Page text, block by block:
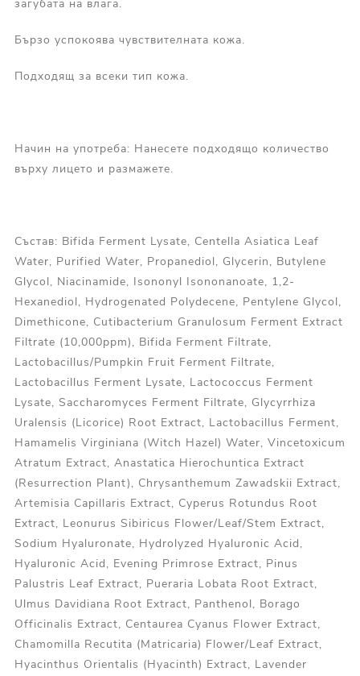
загубата на влага.
Бързо успокоява чувствителната кожа.
Подходящ за всеки тип кожа.
Начин на употреба: Нанесете подходящо количество
върху лицето и размажете.
Състав: Bifida Ferment Lysate, Centella Asiatica Leaf
Water, Purified Water, Propanediol, Glycerin, Butylene
Glycol, Niacinamide, Isononyl Isononanoate, 1,2-
Hexanediol, Hydrogenated Polydecene, Pentylene Glycol,
Dimethicone, Cutibacterium Granulosum Ferment Extract
Filtrate (10,000ppm), Bifida Ferment Filtrate,
Lactobacillus/Pumpkin Fruit Ferment Filtrate,
Lactobacillus Ferment Lysate, Lactococcus Ferment
Lysate, Saccharomyces Ferment Filtrate, Glycyrrhiza
Uralensis (Licorice) Root Extract, Lactobacillus Ferment,
Hamamelis Virginiana (Witch Hazel) Water, Vincetoxicum
Atratum Extract, Anastatica Hierochuntica Extract
(Resurrection Plant), Chrysanthemum Zawadskii Extract,
Artemisia Capillaris Extract, Cyperus Rotundus Root
Extract, Leonurus Sibiricus Flower/Leaf/Stem Extract,
Sodium Hyaluronate, Hydrolyzed Hyaluronic Acid,
Hyaluronic Acid, Evening Primrose Extract, Pinus
Palustris Leaf Extract, Pueraria Lobata Root Extract,
Ulmus Davidiana Root Extract, Panthenol, Borago
Officinalis Extract, Centaurea Cyanus Flower Extract,
Chamomilla Recutita (Matricaria) Flower/Leaf Extract,
Hyacinthus Orientalis (Hyacinth) Extract, Lavender